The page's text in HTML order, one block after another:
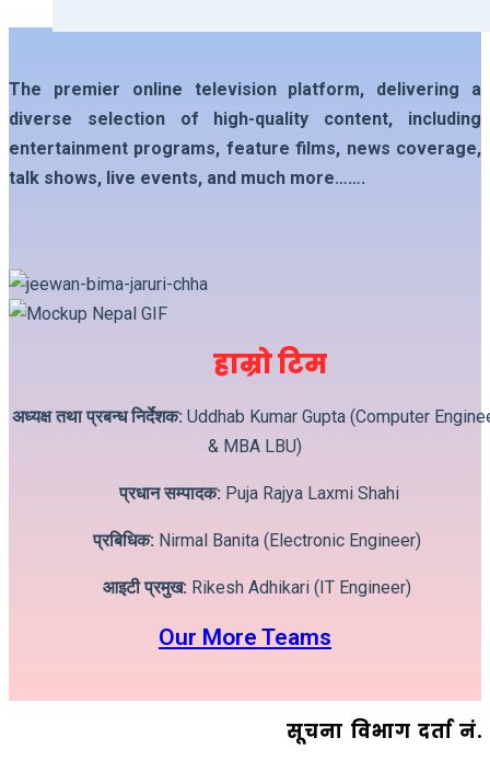
The premier online television platform, delivering a
diverse selection of high-quality content, including
entertainment programs, feature films, news coverage,
talk shows, live events, and much more…….
हाम्रो टिम
अध्यक्ष तथा प्रबन्ध निर्देशक:Uddhab Kumar Gupta (Computer
& MBA LBU)
प्रधान सम्पादक: Puja Rajya Laxmi Shahi
प्रबिधिक: Nirmal Banita (Electronic Engineer)
आइटी प्रमुख: Rikesh Adhikari (IT Engineer)
Our More Teams
सूचना विभाग दर्ता